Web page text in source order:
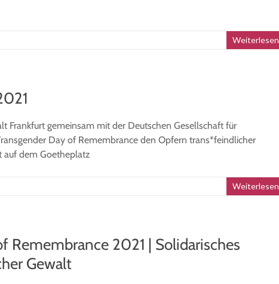
Weiterlesen
Frankfurt gemeinsam mit der Deutschen Gesellschaft für
Day of Remembrance den Opfern trans*feindlicher
auf dem Goetheplatz
Weiterlesen
Remembrance 2021 | Solidarisches
Gewalt